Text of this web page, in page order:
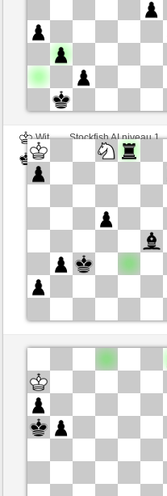
Wit
Stockfish AI niveau 1
Zwart
BarbaraAk (1295)
Wit
Stockfish AI niveau 1
BarbaraAk (1220)